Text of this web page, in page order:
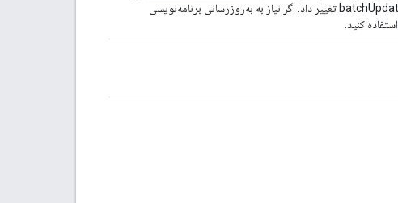
استفاده کنید.